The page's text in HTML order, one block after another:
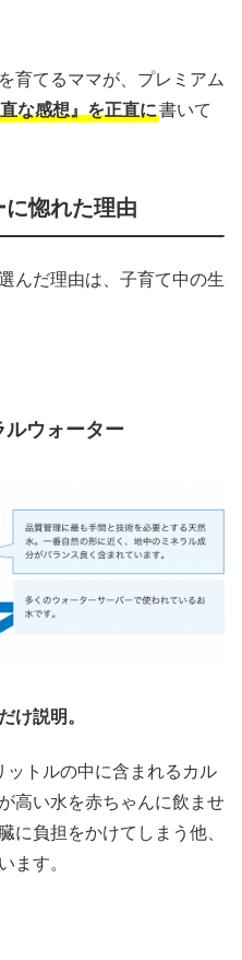
育てるママが、プレミアム
な感想』を正直に書いて
惚れた理由
んだ理由は、子育て中の生
ルウォーター
け説明。
トルの中に含まれるカル
高い水を赤ちゃんに飲ませ
に負担をかけてしまう他、
ます。